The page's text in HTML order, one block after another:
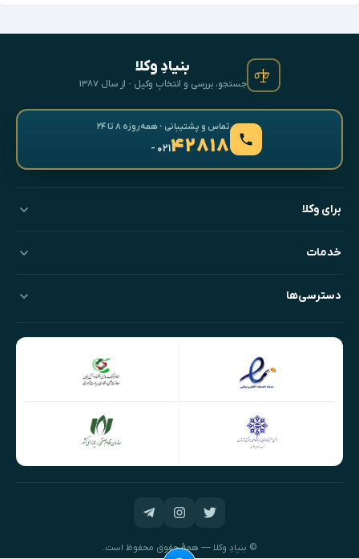
بنیادِ وکلا
جستجو، بررسی و انتخابِ وکیل · از سال ۱۳۸۷
تماس و پشتیبانی · همه‌روزه ۸ تا ۲۴
۴۲۸۱۸- ۰۲۱
برای وکلا
خدمات
دسترسی‌ها
© بنیادِ وکلا — همهٔ حقوق محفوظ است.